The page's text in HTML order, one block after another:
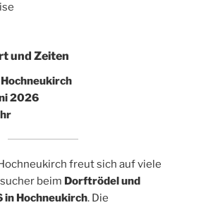
und Zeiten
2026
freut sich auf viele
beim Dorftrödel und
Hochneukirch. Die